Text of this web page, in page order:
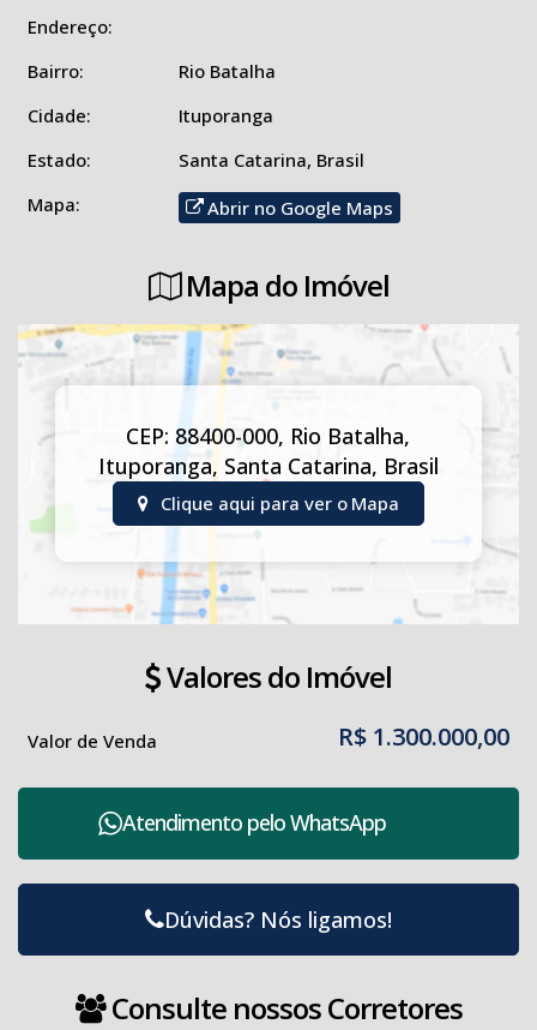
sonha em viver momentos especiais longe da correria da
visita!
Endereço:
Bairro:
Rio Batalha
Cidade:
Ituporanga
Estado:
Santa Catarina, Brasil
Mapa:
Abrir no Google Maps
Mapa do Imóvel
CEP: 88400-000, Rio Batalha,
Ituporanga, Santa Catarina, Brasil
Clique aqui para ver o Mapa
Valores do Imóvel
R$ 1.300.000,00
Valor de Venda
Atendimento peloWhatsApp
Dúvidas? Nós ligamos!
Consulte nossos Corretores